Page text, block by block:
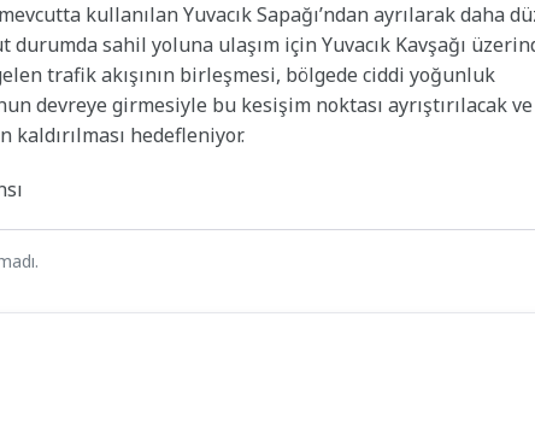
kullanılan Yuvacık Sapağı’ndan ayrılarak daha
durumda sahil yoluna ulaşım için Yuvacık Kavşağı
trafik akışının birleşmesi, bölgede ciddi yoğunluk
devreye girmesiyle bu kesişim noktası ayrıştırılacak
kaldırılması hedefleniyor.